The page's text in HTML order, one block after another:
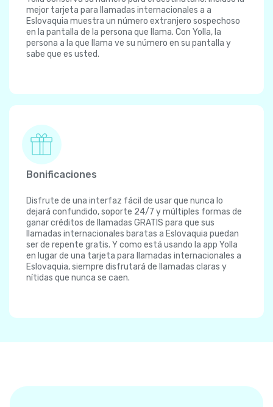
mejor tarjeta para llamadas internacionales a a
Eslovaquia muestra un número extranjero sospechoso
en la pantalla de la persona que llama. Con Yolla, la
persona a la que llama ve su número en su pantalla y
sabe que es usted.
Bonificaciones
Disfrute de una interfaz fácil de usar que nunca lo
dejará confundido, soporte 24/7 y múltiples formas de
ganar créditos de llamadas GRATIS para que sus
llamadas internacionales baratas a Eslovaquia puedan
ser de repente gratis. Y como está usando la app Yolla
en lugar de una tarjeta para llamadas internacionales a
Eslovaquia, siempre disfrutará de llamadas claras y
nítidas que nunca se caen.